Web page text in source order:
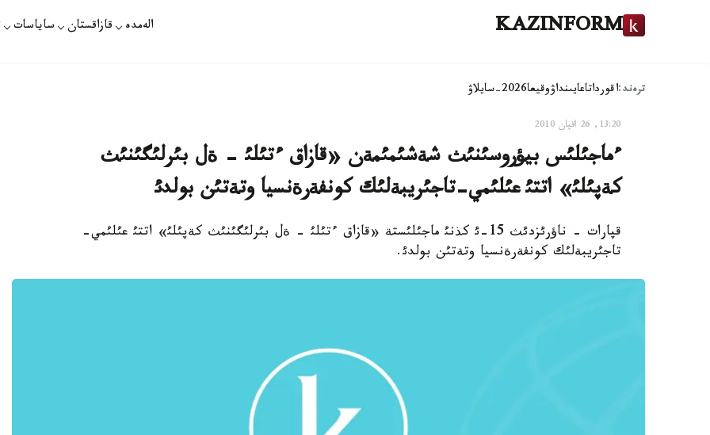
KAZINFORM الەمدە قازاقستان ساياسات
ترەند:اقورداتاعايىنداۋوقيعا2026-سايلاۋ
13:20, 26 اقپان 2010
ءماجئلئس بيؤروسئنئث شةشئمئمةن «قازاق ءتئلئ - ةل بئرلئگئنئث
كةپئلئ» اتتئ عئلئمي-تاجئريبةلئك كونفةرةنسيا وتةتئن بولدئ
قپارات - ناؤرئزدئث 15-ئ كذنئ ماجئلئستة «قازاق ءتئلئ - ةل بئرلئگئنئث كةپئلئ» اتتئ عئلئمي-
تاجئريبةلئك كونفةرةنسيا وتةتئن بولدئ.